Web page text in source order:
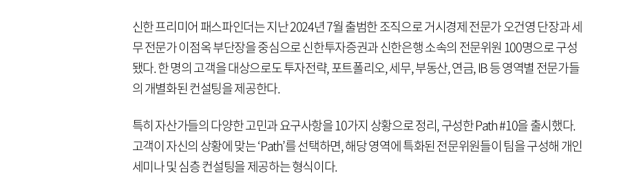
신한 프리미어 패스파인더는 지난 2024년 7월 출범한 조직으로 거시경제 전문가 오건영 단장과 세
무 전문가 이점옥 부단장을 중심으로 신한투자증권과 신한은행 소속의 전문위원 100명으로 구성
됐다. 한 명의 고객을 대상으로도 투자전략, 포트폴리오, 세무, 부동산, 연금, IB 등 영역별 전문가들
의 개별화된 컨설팅을 제공한다.
특히 자산가들의 다양한 고민과 요구사항을 10가지 상황으로 정리, 구성한 Path #10을 출시했다.
고객이 자신의 상황에 맞는 ‘Path’를 선택하면, 해당 영역에 특화된 전문위원들이 팀을 구성해 개인
세미나 및 심층 컨설팅을 제공하는 형식이다.